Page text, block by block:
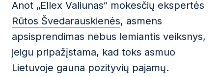
Anot „Ellex Valiunas“ mokesčių ekspertės
Rūtos Švedarauskienės, asmens
apsisprendimas nebus lemiantis veiksnys,
jeigu pripažįstama, kad toks asmuo
Lietuvoje gauna pozityvių pajamų.